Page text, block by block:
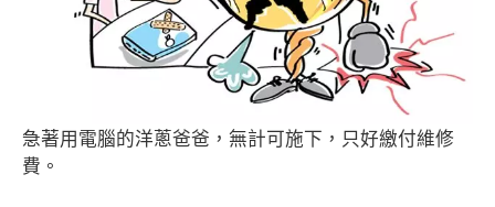
急著用電腦的洋蔥爸爸，無計可施下，只好繳付維修
費。